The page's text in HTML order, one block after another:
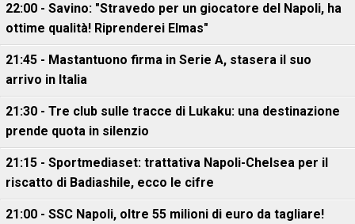
22:00 - Savino: "Stravedo per un giocatore del Napoli, ha
ottime qualità! Riprenderei Elmas"
21:45 - Mastantuono firma in Serie A, stasera il suo
arrivo in Italia
21:30 - Tre club sulle tracce di Lukaku: una destinazione
prende quota in silenzio
21:15 - Sportmediaset: trattativa Napoli-Chelsea per il
riscatto di Badiashile, ecco le cifre
21:00 - SSC Napoli, oltre 55 milioni di euro da tagliare!